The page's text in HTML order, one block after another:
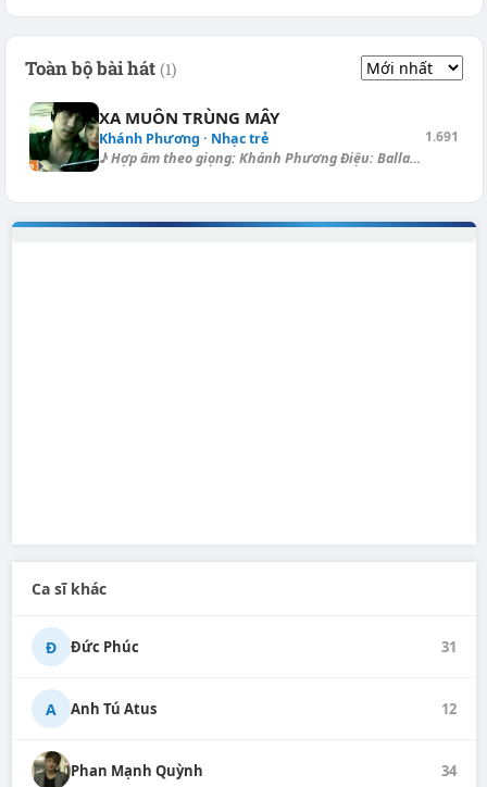
Toàn bộ bài hát (1)
XA MUÔN TRÙNG MÂY
Khánh Phương · Nhạc trẻ
♪ Hợp âm theo giọng: Khánh Phương Điệu: Ballad Rồi ngày [Am] mai em đi,...
1.691
Ca sĩ khác
Đ Đức Phúc 31
A Anh Tú Atus 12
Phan Mạnh Quỳnh 34